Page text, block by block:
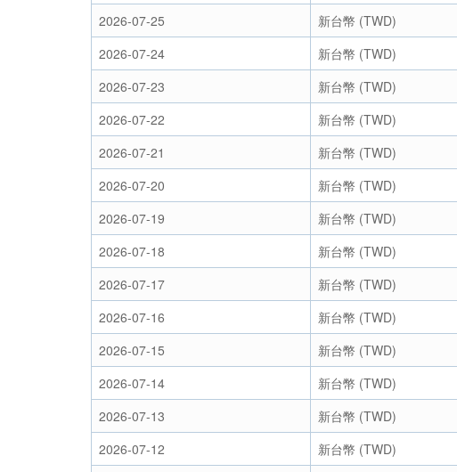
2026-07-25
新台幣 (TWD)
2026-07-24
新台幣 (TWD)
2026-07-23
新台幣 (TWD)
2026-07-22
新台幣 (TWD)
2026-07-21
新台幣 (TWD)
2026-07-20
新台幣 (TWD)
2026-07-19
新台幣 (TWD)
2026-07-18
新台幣 (TWD)
2026-07-17
新台幣 (TWD)
2026-07-16
新台幣 (TWD)
2026-07-15
新台幣 (TWD)
2026-07-14
新台幣 (TWD)
2026-07-13
新台幣 (TWD)
2026-07-12
新台幣 (TWD)